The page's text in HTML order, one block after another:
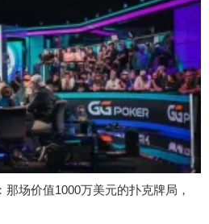
那场价值1000万美元的扑克牌局，